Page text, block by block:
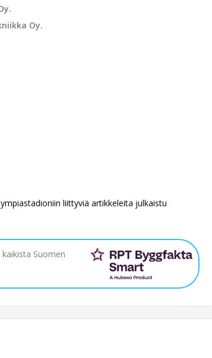
Oy.
liittyviä artikkeleita julkaistu
Suomen